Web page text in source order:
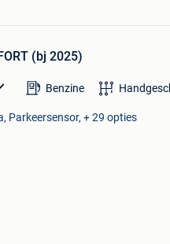
(bj 2025)
Benzine
Parkeersensor, + 29 opties